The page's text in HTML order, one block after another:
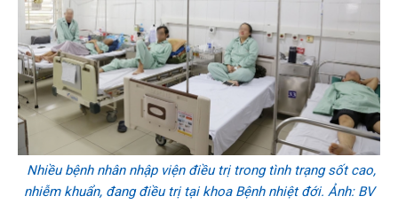
Nhiều bệnh nhân nhập viện điều trị trong tình trạng sốt cao,
nhiễm khuẩn, đang điều trị tại khoa Bệnh nhiệt đới. Ảnh: BV